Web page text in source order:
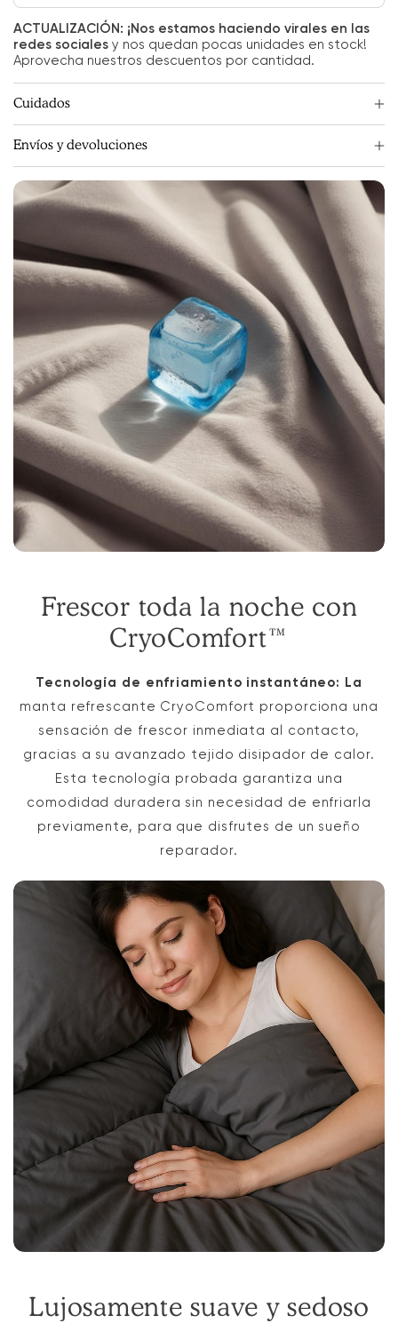
ACTUALIZACIÓN: ¡Nos estamos haciendo virales en las
redes sociales y nos quedan pocas unidades en stock!
Aprovecha nuestros descuentos por cantidad.
Cuidados
Envíos y devoluciones
Frescor toda la noche con
CryoComfort™
Tecnología de enfriamiento instantáneo: La
manta refrescante CryoComfort proporciona una
sensación de frescor inmediata al contacto,
gracias a su avanzado tejido disipador de calor.
Esta tecnología probada garantiza una
comodidad duradera sin necesidad de enfriarla
previamente, para que disfrutes de un sueño
reparador.
Lujosamente suave y sedoso